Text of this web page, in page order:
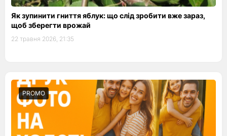
Як зупинити гниття яблук: що слід зробити вже зараз,
щоб зберегти врожай
22 травня 2026, 21:35
PROMO